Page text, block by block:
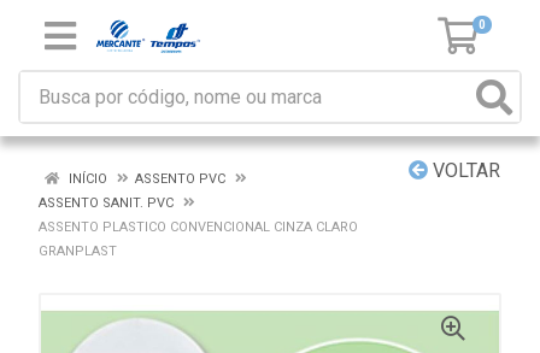
0
VOLTAR
INÍCIO
ASSENTO PVC
ASSENTO SANIT. PVC
ASSENTO PLASTICO CONVENCIONAL CINZA CLARO
GRANPLAST